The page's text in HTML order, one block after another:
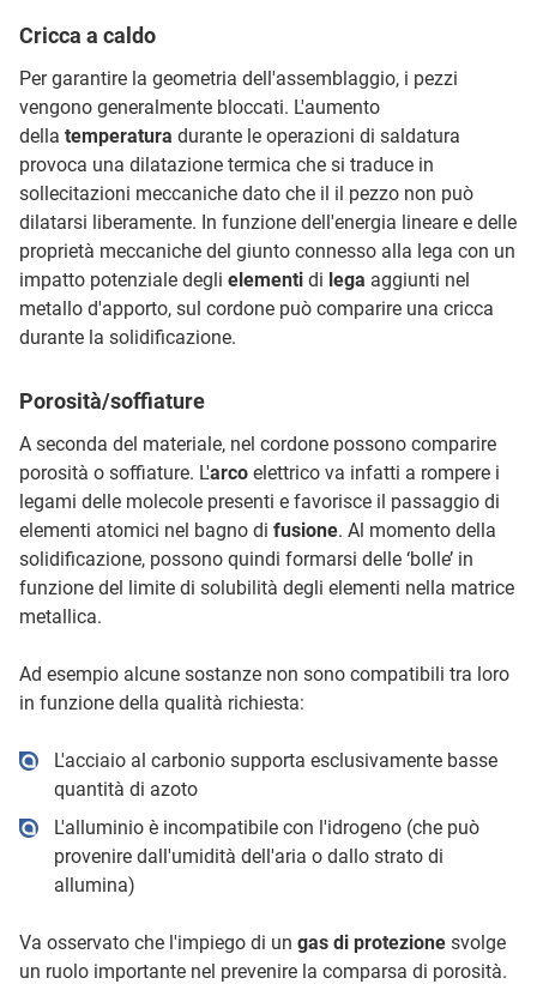
Cricca a caldo
Per garantire la geometria dell'assemblaggio, i pezzi
vengono generalmente bloccati. L'aumento
della temperatura durante le operazioni di saldatura
provoca una dilatazione termica che si traduce in
sollecitazioni meccaniche dato che il il pezzo non può
dilatarsi liberamente. In funzione dell'energia lineare e delle
proprietà meccaniche del giunto connesso alla lega con un
impatto potenziale degli elementi di lega aggiunti nel
metallo d'apporto, sul cordone può comparire una cricca
durante la solidificazione.
Porosità/soffiature
A seconda del materiale, nel cordone possono comparire
porosità o soffiature. L'arco elettrico va infatti a rompere i
legami delle molecole presenti e favorisce il passaggio di
elementi atomici nel bagno di fusione. Al momento della
solidificazione, possono quindi formarsi delle ‘bolle’ in
funzione del limite di solubilità degli elementi nella matrice
metallica.
Ad esempio alcune sostanze non sono compatibili tra loro
in funzione della qualità richiesta:
L'acciaio al carbonio supporta esclusivamente basse
quantità di azoto
L'alluminio è incompatibile con l'idrogeno (che può
provenire dall'umidità dell'aria o dallo strato di
allumina)
Va osservato che l'impiego di un gas di protezione svolge
un ruolo importante nel prevenire la comparsa di porosità.